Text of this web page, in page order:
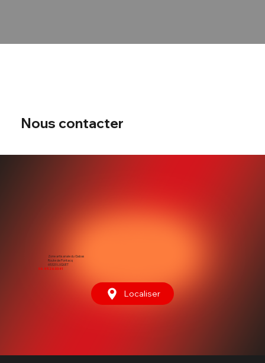
Nous contacter
Zone artisanale du Gabas
Route de Pontacq
65320 LUQUET
06.95.26.03.41
Localiser